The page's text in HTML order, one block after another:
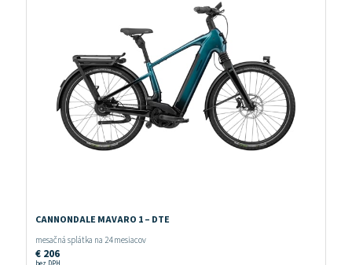
CANNONDALE MAVARO 1 – DTE
mesačná splátka na 24 mesiacov
€ 206